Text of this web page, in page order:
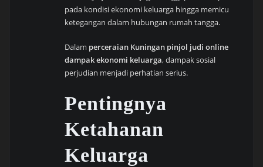
pada kondisi ekonomi keluarga hingga memicu
ketegangan dalam hubungan rumah tangga.
Dalam perceraian Kuningan pinjol judi online
dampak ekonomi keluarga, dampak sosial
perjudian menjadi perhatian serius.
Pentingnya
Ketahanan
Keluarga